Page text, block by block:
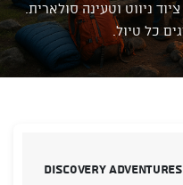
ניווט וטעינה סולארית.
כל טיול.